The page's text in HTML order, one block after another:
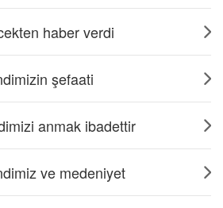
haber verdi
şefaati
anmak ibadettir
ve medeniyet